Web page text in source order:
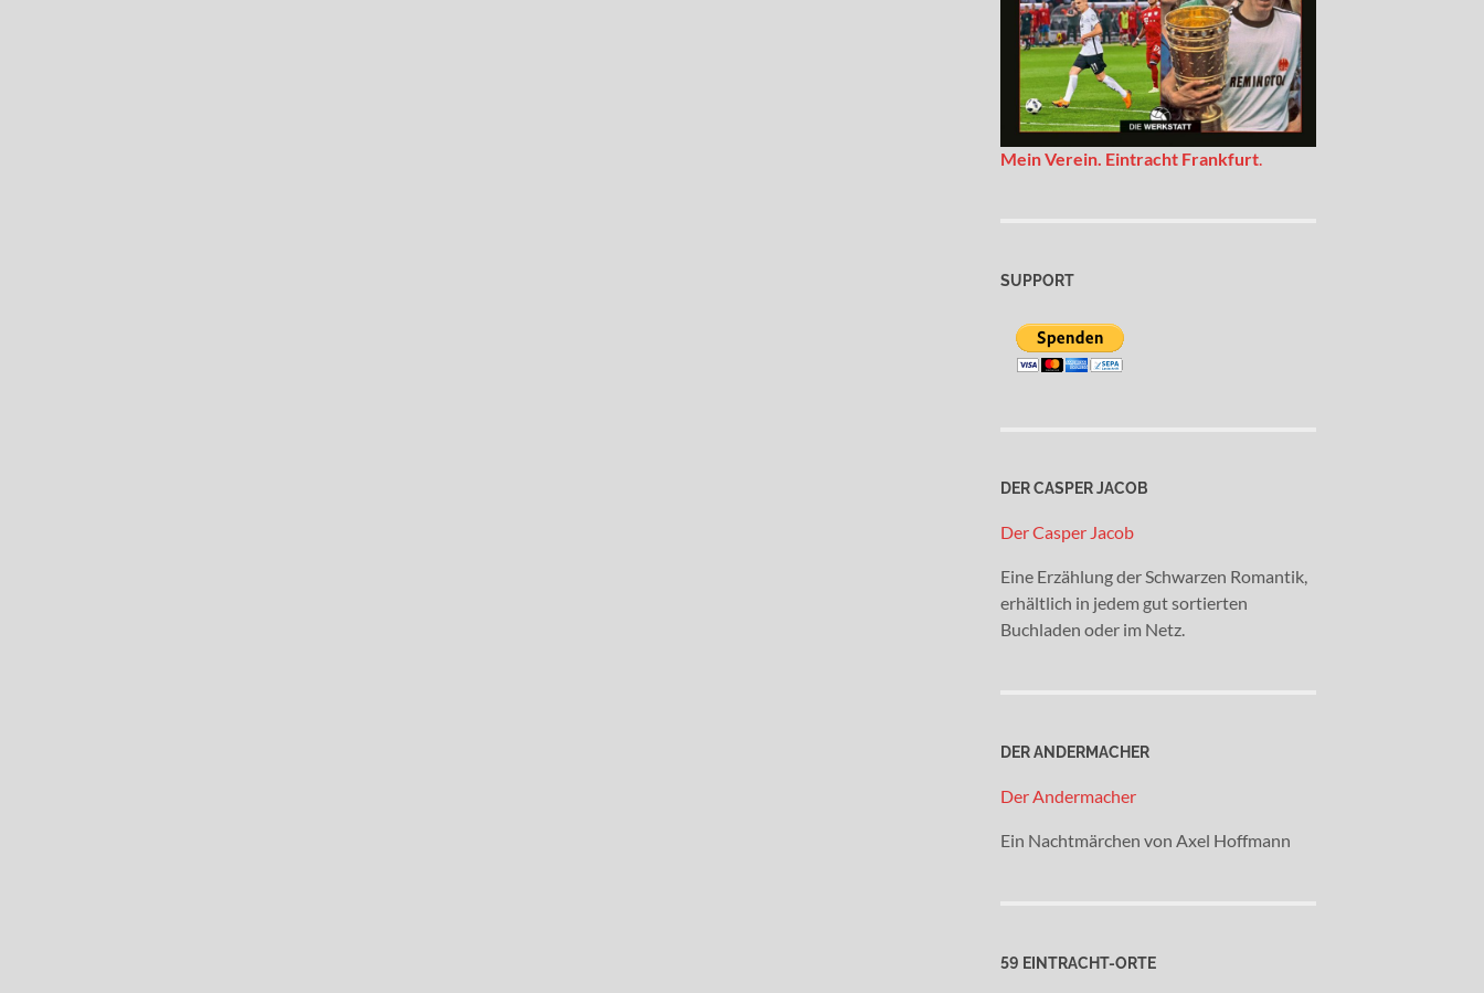
Mein Verein. Eintracht Frankfurt.
SUPPORT
DER CASPER JACOB
Der Casper Jacob
Eine Erzählung der Schwarzen Romantik,
erhältlich in jedem gut sortierten
Buchladen oder im Netz.
DER ANDERMACHER
Der Andermacher
Ein Nachtmärchen von Axel Hoffmann
59 EINTRACHT-ORTE